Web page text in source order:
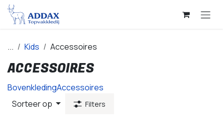
Overslaan naar inhoud
... Kids Accessoires
ACCESSOIRES
BovenkledingAccessoires
Sorteer op
Filters